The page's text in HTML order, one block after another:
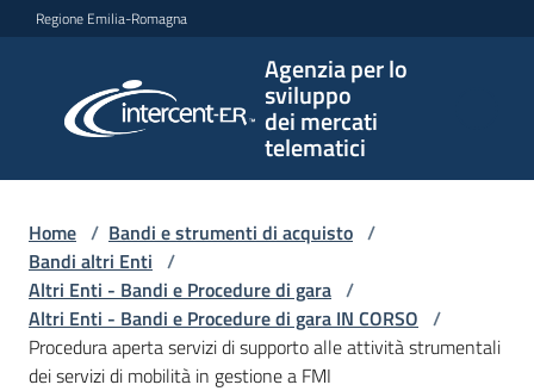
Vai al contenuto
Vai alla navigazione
Vai al footer
Regione Emilia-Romagna
Agenzia per lo
sviluppo
dei mercati
telematici
per lo
sviluppo
telematici
L'Agenzia
Home / Bandi e strumenti di acquisto /
Bandi altri Enti /
Altri Enti - Bandi e Procedure di gara /
Altri Enti - Bandi e Procedure di gara IN CORSO /
Procedura aperta servizi di supporto alle attività strumentali
dei servizi di mobilità in gestione a FMI